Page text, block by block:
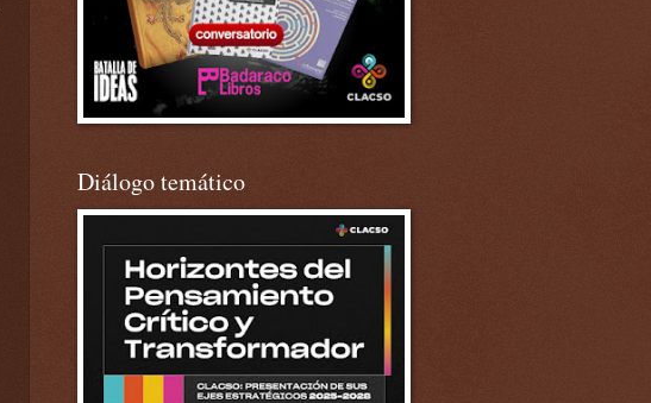
Diálogo temático